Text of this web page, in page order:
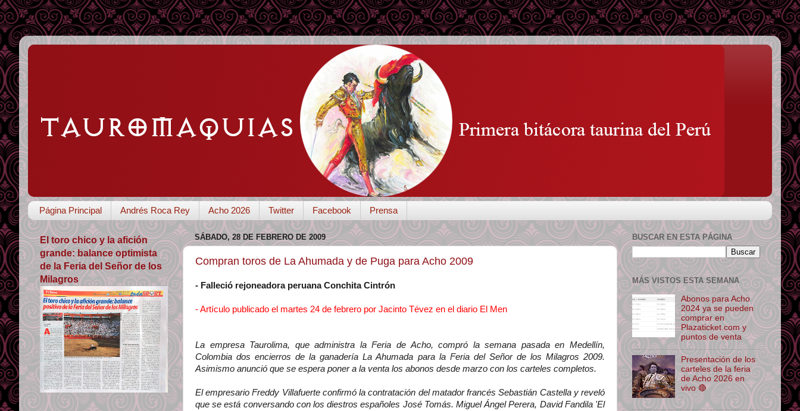
Página Principal Andrés Roca Rey Acho 2026 Twitter Facebook Prensa
SÁBADO, 28 DE FEBRERO DE 2009
Compran toros de La Ahumada y de Puga para Acho 2009
- Falleció rejoneadora peruana Conchita Cintrón
- Artículo publicado el martes 24 de febrero por Jacinto Tévez en el diario El Men
La empresa Taurolima, que administra la Feria de Acho, compró la semana pasada en Medellín,
Colombia dos encierros de la ganadería La Ahumada para la Feria del Señor de los Milagros 2009.
Asimismo anunció que se espera poner a la venta los abonos desde marzo con los carteles completos.
El empresario Freddy Villafuerte confirmó la contratación del matador francés Sebastián Castella y reveló
que se está conversando con los diestros españoles José Tomás. Miguel Ángel Perera, David Fandila 'El
El toro chico y la afición
grande: balance optimista
de la Feria del Señor de los
Milagros
BUSCAR EN ESTA PÁGINA
MÁS VISTOS ESTA SEMANA
Abonos para Acho
2024 ya se pueden
comprar en
Plazaticket.com y
puntos de venta
Presentación de los
carteles de la feria
de Acho 2026 en
vivo 🔴